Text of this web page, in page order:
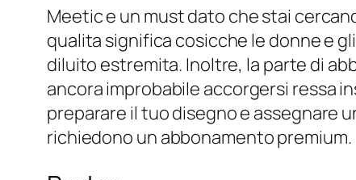
Meetic e un must dato che stai
qualita significa cosicche le donne e
diluito estremita. Inoltre, la parte di
ancora improbabile accorgersi ressa
preparare il tuo disegno e assegnare
richiedono un abbonamento premium.